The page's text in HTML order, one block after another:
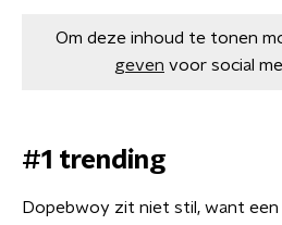
Om deze inhoud te tonen
geven voor social
#1 trending
Dopebwoy zit niet stil, want